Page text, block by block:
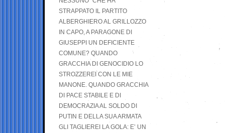
STRAPPATO IL PARTITO
ALBERGHIERO AL GRILLOZZO
IN CAPO, A PARAGONE DI
GIUSEPPI UN DEFICIENTE
COMUNE? QUANDO
GRACCHIA DI GENOCIDIO LO
STROZZEREI CON LE MIE
MANONE. QUANDO GRACCHIA
DI PACE STABILE E DI
DEMOCRAZIA AL SOLDO DI
PUTIN E DELLA SUA ARMATA
GLI TAGLIEREI LA GOLA: E’ UN